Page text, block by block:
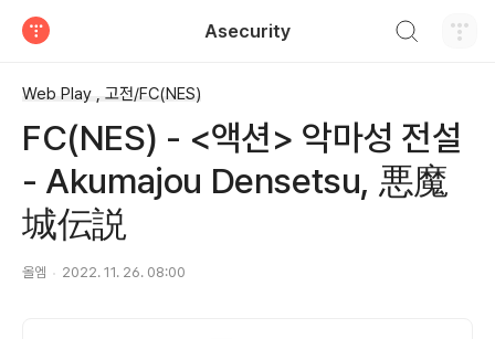
Asecurity
Web Play , 고전/FC(NES)
FC(NES) - <액션> 악마성 전설
- Akumajou Densetsu, 悪魔
城伝説
올엠 2022. 11. 26. 08:00